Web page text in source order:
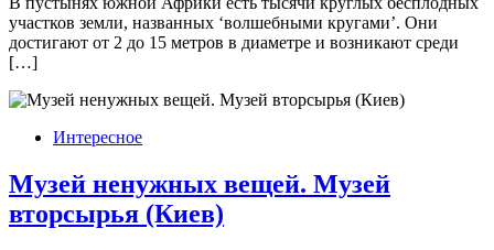
участков земли, названных ‘волшебными кругами’. Они
достигают от 2 до 15 метров в диаметре и возникают среди
[…]
Интересное
Музей ненужных вещей. Музей
вторсырья (Киев)